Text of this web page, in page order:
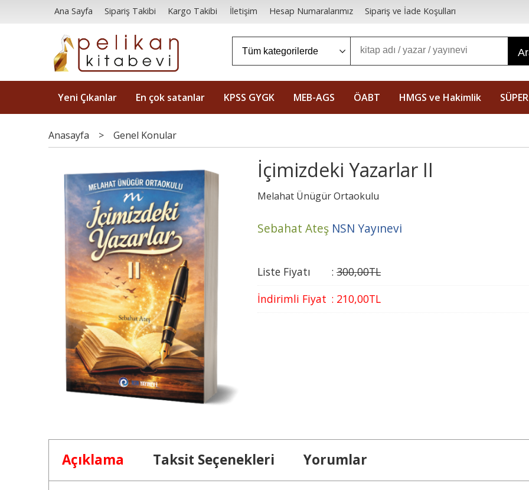
Ana Sayfa Sipariş Takibi Kargo Takibi İletişim Hesap Numaralarımız Sipariş ve İade Koşulları
Yeni Çıkanlar En çok satanlar KPSS GYGK MEB-AGS ÖABT HMGS ve Hakimlik
Anasayfa > Genel Konular
İçimizdeki Yazarlar II
Melahat Ünügür Ortaokulu
Sebahat Ateş NSN Yayınevi
Liste Fiyatı : 300,00TL
İndirimli Fiyat : 210,00TL
Açıklama Taksit Seçenekleri Yorumlar